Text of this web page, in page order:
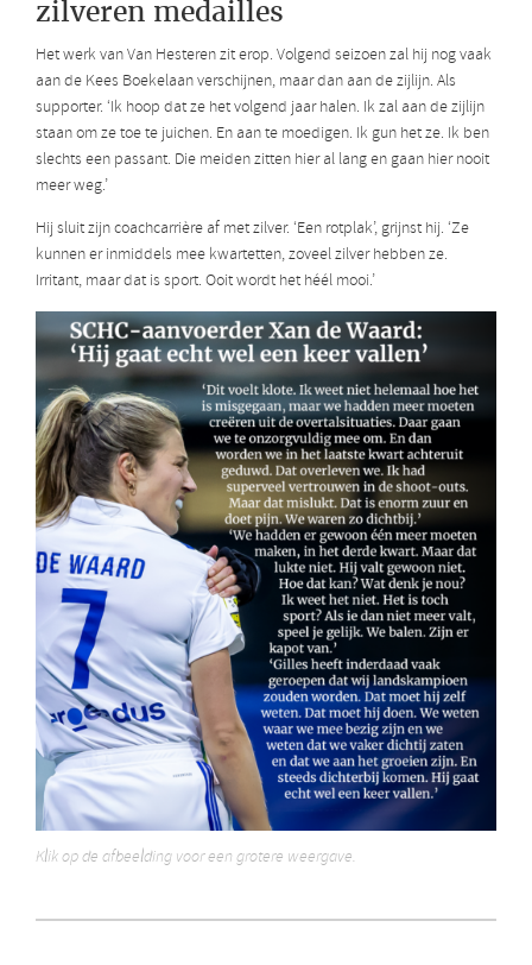
zilveren medailles
Het werk van Van Hesteren zit erop. Volgend seizoen zal hij nog vaak
aan de Kees Boekelaan verschijnen, maar dan aan de zijlijn. Als
supporter. ‘Ik hoop dat ze het volgend jaar halen. Ik zal aan de zijlijn
staan om ze toe te juichen. En aan te moedigen. Ik gun het ze. Ik ben
slechts een passant. Die meiden zitten hier al lang en gaan hier nooit
meer weg.’
Hij sluit zijn coachcarrière af met zilver. ‘Een rotplak’, grijnst hij. ‘Ze
kunnen er inmiddels mee kwartetten, zoveel zilver hebben ze.
Irritant, maar dat is sport. Ooit wordt het héél mooi.’
Klik op de afbeelding voor een grotere weergave.